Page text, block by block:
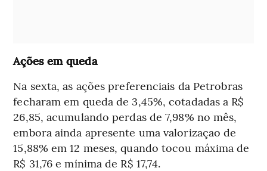
Ações em queda
Na sexta, as ações preferenciais da Petrobras
fecharam em queda de 3,45%, cotadadas a R$
26,85, acumulando perdas de 7,98% no mês,
embora ainda apresente uma valorizaçao de
15,88% em 12 meses, quando tocou máxima de
R$ 31,76 e mínima de R$ 17,74.